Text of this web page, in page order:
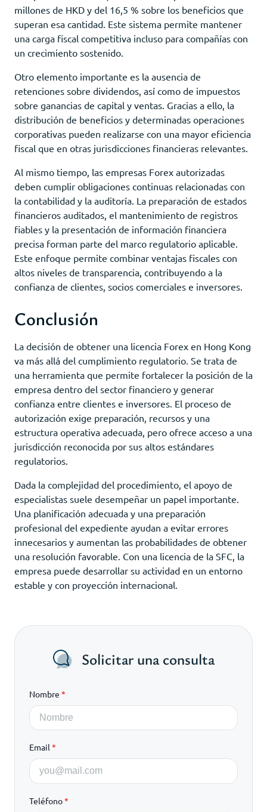
millones de HKD y del 16,5 % sobre los beneficios que
superan esa cantidad. Este sistema permite mantener
una carga fiscal competitiva incluso para compañías con
un crecimiento sostenido.
Otro elemento importante es la ausencia de
retenciones sobre dividendos, así como de impuestos
sobre ganancias de capital y ventas. Gracias a ello, la
distribución de beneficios y determinadas operaciones
corporativas pueden realizarse con una mayor eficiencia
fiscal que en otras jurisdicciones financieras relevantes.
Al mismo tiempo, las empresas Forex autorizadas
deben cumplir obligaciones continuas relacionadas con
la contabilidad y la auditoría. La preparación de estados
financieros auditados, el mantenimiento de registros
fiables y la presentación de información financiera
precisa forman parte del marco regulatorio aplicable.
Este enfoque permite combinar ventajas fiscales con
altos niveles de transparencia, contribuyendo a la
confianza de clientes, socios comerciales e inversores.
Conclusión
La decisión de obtener una licencia Forex en Hong Kong
va más allá del cumplimiento regulatorio. Se trata de
una herramienta que permite fortalecer la posición de la
empresa dentro del sector financiero y generar
confianza entre clientes e inversores. El proceso de
autorización exige preparación, recursos y una
estructura operativa adecuada, pero ofrece acceso a una
jurisdicción reconocida por sus altos estándares
regulatorios.
Dada la complejidad del procedimiento, el apoyo de
especialistas suele desempeñar un papel importante.
Una planificación adecuada y una preparación
profesional del expediente ayudan a evitar errores
innecesarios y aumentan las probabilidades de obtener
una resolución favorable. Con una licencia de la SFC, la
empresa puede desarrollar su actividad en un entorno
estable y con proyección internacional.
Solicitar una consulta
Nombre *
Email *
Teléfono*